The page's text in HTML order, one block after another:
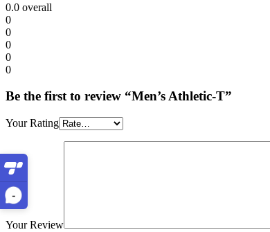
-
0.0 overall
0
0
0
0
0
Be the first to review “Men’s Athletic-T”
Your Rating
Your Review